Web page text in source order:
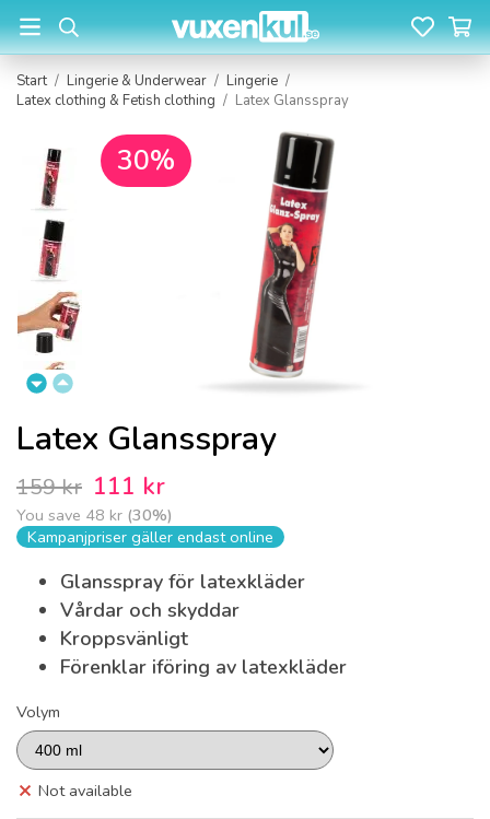
Start / Lingerie & Underwear / Lingerie /
Latex clothing & Fetish clothing / Latex Glansspray
30%
Latex Glansspray
159 kr 111 kr
You save 48 kr (30%)
Kampanjpriser gäller endast online
Glansspray för latexkläder
Vårdar och skyddar
Kroppsvänligt
Förenklar iföring av latexkläder
Volym
Not available